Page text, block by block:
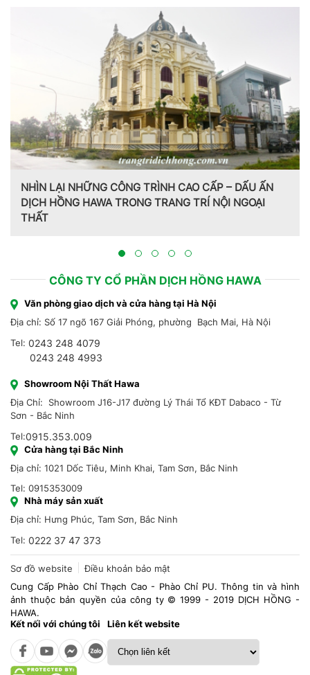
LẠI NHỮNG CÔNG TRÌNH CAO CẤP – DẤU ẤN
HỒNG HAWA TRONG TRANG TRÍ NỘI NGOẠI
CÔNG TY CỔ PHẦN DỊCH HỒNG HAWA
Văn phòng giao dịch và cửa hàng tại Hà Nội
Địa chỉ: Số 17 ngõ 167 Giải Phóng, phường Bạch Mai, Hà Nội
Tel: 0243 248 4079
0243 248 4993
Showroom Nội Thất Hawa
Địa Chỉ: Showroom J16-J17 đường Lý Thái Tổ KĐT Dabaco - Từ
Sơn - Bắc Ninh
Tel:0915.353.009
Cửa hàng tại Bắc Ninh
Địa chỉ: 1021 Dốc Tiêu, Minh Khai, Tam Sơn, Bắc Ninh
Tel: 0915353009
Nhà máy sản xuất
Địa chỉ: Hưng Phúc, Tam Sơn, Bắc Ninh
Tel: 0222 37 47 373
Sơ đồ website
Điều khoản bảo mật
Cung Cấp Phào Chỉ Thạch Cao - Phào Chỉ PU. Thông tin và hình
ảnh thuộc bản quyền của công ty © 1999 - 2019 DỊCH HỒNG -
HAWA.
Kết nối với chúng tôi
Liên kết website